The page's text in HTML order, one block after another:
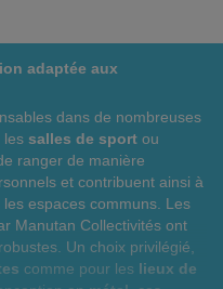
adaptée aux
dans de nombreuses
, les salles de sport ou
ranger de manière
et contribuent ainsi à
espaces communs. Les
Manutan Collectivités ont
Un choix privilégié,
comme pour les lieux de